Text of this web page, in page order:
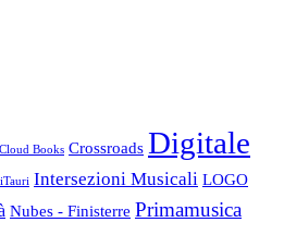
Cloud Books Crossroads Digitale
Intersezioni Musicali LOGO
Nubes - Finisterre Primamusica